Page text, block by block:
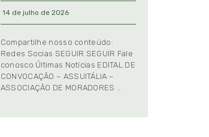
14 de julho de 2026
Compartilhe nosso conteúdo:
Redes Socias SEGUIR SEGUIR Fale
conosco Últimas Notícias EDITAL DE
CONVOCAÇÃO – ASSUITÁLIA –
ASSOCIAÇÃO DE MORADORES …